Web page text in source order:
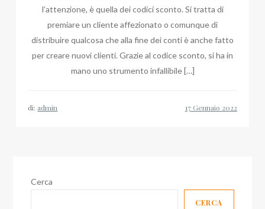
l’attenzione, è quella dei codici sconto. Si tratta di
premiare un cliente affezionato o comunque di
distribuire qualcosa che alla fine dei conti è anche fatto
per creare nuovi clienti. Grazie al codice sconto, si ha in
mano uno strumento infallibile […]
di: admin
Cerca
CERCA